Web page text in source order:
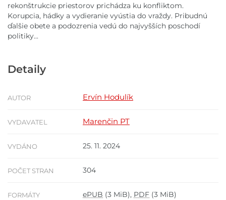
rekonštrukcie priestorov prichádza ku konfliktom.
Korupcia, hádky a vydieranie vyústia do vraždy. Pribudnú
ďalšie obete a podozrenia vedú do najvyšších poschodí
politiky...
Detaily
AUTOR Ervín Hodulík
VYDAVATEL Marenčin PT
VYDÁNO 25. 11. 2024
POČET STRAN 304
FORMÁTY ePUB (3 MiB), PDF (3 MiB)